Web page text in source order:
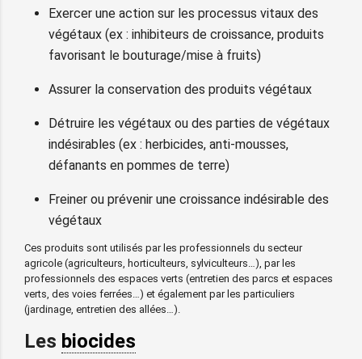
Exercer une action sur les processus vitaux des
végétaux (ex : inhibiteurs de croissance, produits
favorisant le bouturage/mise à fruits)
Assurer la conservation des produits végétaux
Détruire les végétaux ou des parties de végétaux
indésirables (ex : herbicides, anti‐mousses,
défanants en pommes de terre)
Freiner ou prévenir une croissance indésirable des
végétaux
Ces produits sont utilisés par les professionnels du secteur
agricole (agriculteurs, horticulteurs, sylviculteurs…), par les
professionnels des espaces verts (entretien des parcs et espaces
verts, des voies ferrées…) et également par les particuliers
(jardinage, entretien des allées…).
Les biocides